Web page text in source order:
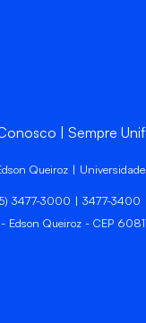
Sempre
Queiroz |
3477-3000 | 3477-
- Edson Queiroz - CEP